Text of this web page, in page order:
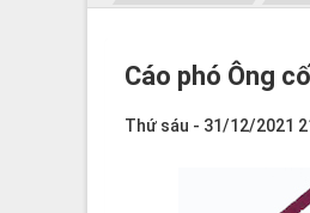
Cáo phó Ông
Thứ sáu - 31/12/2021